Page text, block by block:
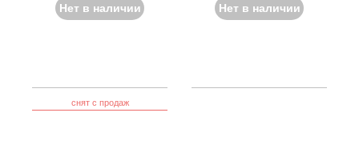
Нет в наличии Нет в наличии
снят с продаж